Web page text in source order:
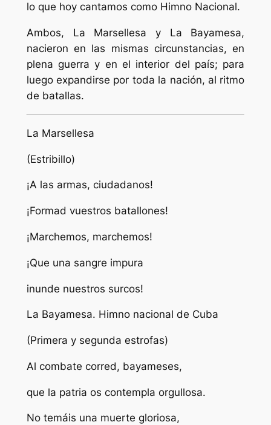
lo que hoy cantamos como Himno Nacional.
Ambos, La Marsellesa y La Bayamesa,
nacieron en las mismas circunstancias, en
plena guerra y en el interior del país; para
luego expandirse por toda la nación, al ritmo
de batallas.
La Marsellesa
(Estribillo)
¡A las armas, ciudadanos!
¡Formad vuestros batallones!
¡Marchemos, marchemos!
¡Que una sangre impura
inunde nuestros surcos!
La Bayamesa. Himno nacional de Cuba
(Primera y segunda estrofas)
Al combate corred, bayameses,
que la patria os contempla orgullosa.
No temáis una muerte gloriosa,